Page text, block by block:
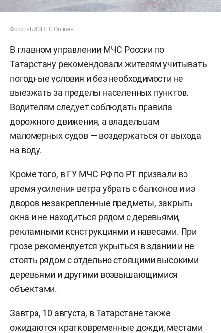
Фото: «БИЗНЕС Online»
В главном управлении МЧС России по
Татарстану рекомендовали жителям учитывать
погодные условия и без необходимости не
выезжать за пределы населенных пунктов.
Водителям следует соблюдать правила
дорожного движения, а владельцам
маломерных судов — воздержаться от выхода
на воду.
Кроме того, в ГУ МЧС РФ по РТ призвали во
время усиления ветра убрать с балконов и из
дворов незакрепленные предметы, закрыть
окна и не находиться рядом с деревьями,
рекламными конструкциями и навесами. При
грозе рекомендуется укрыться в здании и не
стоять рядом с отдельно стоящими высокими
деревьями и другими возвышающимися
объектами.
Завтра, 10 августа, в Татарстане также
ожидаются кратковременные дожди, местами